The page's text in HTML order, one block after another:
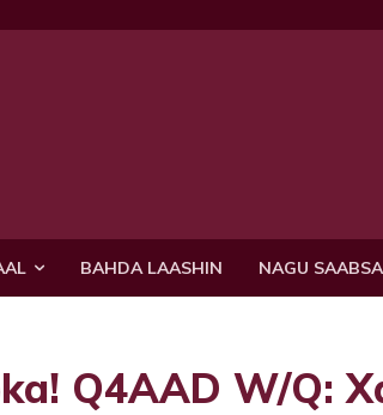
BAHDA LAASHIN NAGU
Q4AAD W/Q: